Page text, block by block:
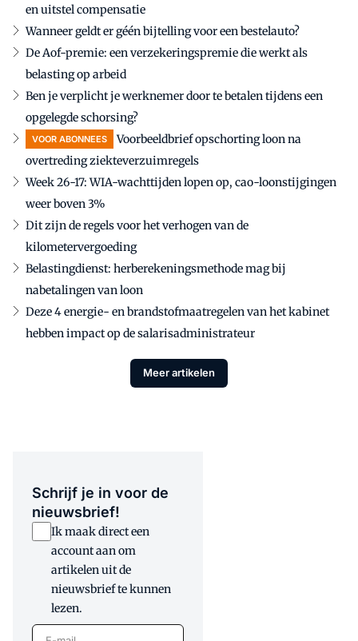
en uitstel compensatie
Wanneer geldt er géén bijtelling voor een bestelauto?
De Aof-premie: een verzekeringspremie die werkt als
belasting op arbeid
Ben je verplicht je werknemer door te betalen tijdens een
opgelegde schorsing?
VOOR ABONNEES
Voorbeeldbrief opschorting loon na
overtreding ziekteverzuimregels
Week 26-17: WIA-wachttijden lopen op, cao-loonstijgingen
weer boven 3%
Dit zijn de regels voor het verhogen van de
kilometervergoeding
Belastingdienst: herberekeningsmethode mag bij
nabetalingen van loon
Deze 4 energie- en brandstofmaatregelen van het kabinet
hebben impact op de salarisadministrateur
Meer artikelen
Schrijf je in voor de
nieuwsbrief!
Ik maak direct een
account aan om
artikelen uit de
nieuwsbrief te kunnen
lezen.
E-mail